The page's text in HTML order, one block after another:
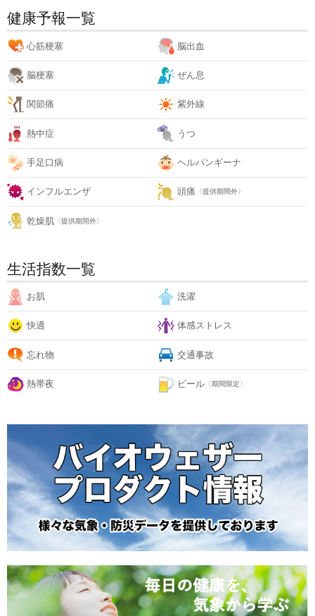
健康予報一覧
心筋梗塞 脳出血
脳梗塞 ぜん息
関節痛 紫外線
熱中症 うつ
手足口病 ヘルパンギーナ
インフルエンザ 頭痛 〈提供期間外〉
乾燥肌 〈提供期間外〉
生活指数一覧
お肌 洗濯
快適 体感ストレス
忘れ物 交通事故
熱帯夜 ビール 〈期間限定〉